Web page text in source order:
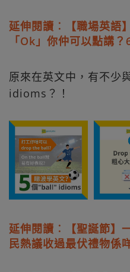
延伸閱讀︰【職場英語
「Ok」你仲可以點講
原來在英文中，有不少
idioms？！
延伸閱讀︰【聖誕節】
民熱議收過最伏禮物係